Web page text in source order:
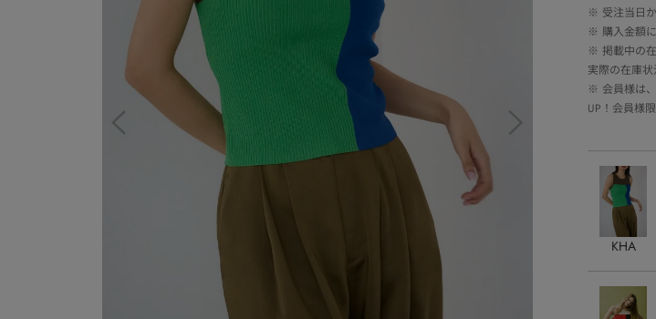
※ 受注当日
※ 購入金額
※ 掲載中の
実際の在庫状
※ 会員様は
UP！会員様
KHA